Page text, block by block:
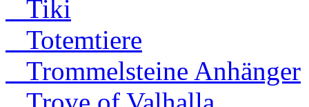
Tiki
Totemtiere
Trommelsteine Anhänger